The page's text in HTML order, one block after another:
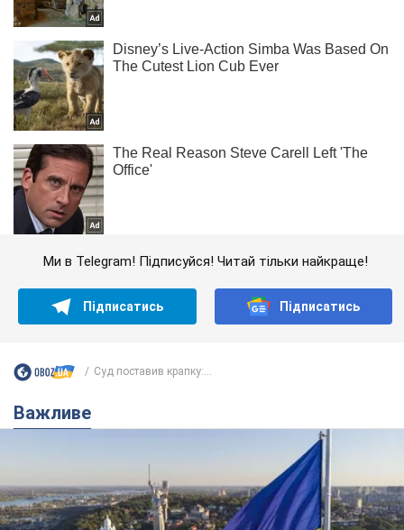
Ми в Telegram! Підписуйся! Читай тільки найкраще!
Підписатись Підписатись
Суд поставив крапку:...
Важливе